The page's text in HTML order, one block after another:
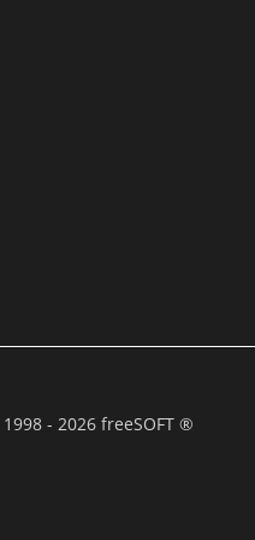
- 2026 freeSOFT ®